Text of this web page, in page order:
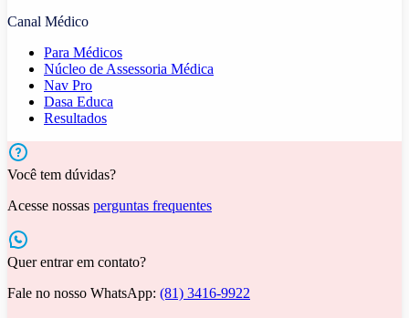
Canal Médico
Para Médicos
Núcleo de Assessoria Médica
Nav Pro
Dasa Educa
Resultados
Você tem dúvidas?
Acesse nossas perguntas frequentes
Quer entrar em contato?
Fale no nosso WhatsApp: (81) 3416-9922